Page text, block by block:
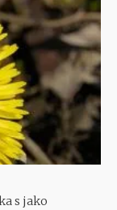
s jako